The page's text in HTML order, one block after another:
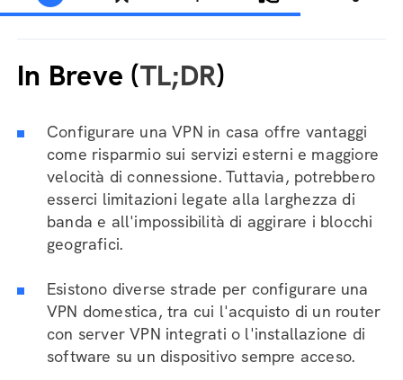
In Breve (TL;DR)
Configurare una VPN in casa offre vantaggi
come risparmio sui servizi esterni e maggiore
velocità di connessione. Tuttavia, potrebbero
esserci limitazioni legate alla larghezza di
banda e all'impossibilità di aggirare i blocchi
geografici.
Esistono diverse strade per configurare una
VPN domestica, tra cui l'acquisto di un router
con server VPN integrati o l'installazione di
software su un dispositivo sempre acceso.